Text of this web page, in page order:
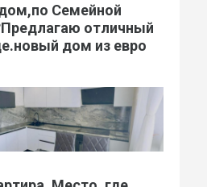
Семейной
отличный
дом из евро